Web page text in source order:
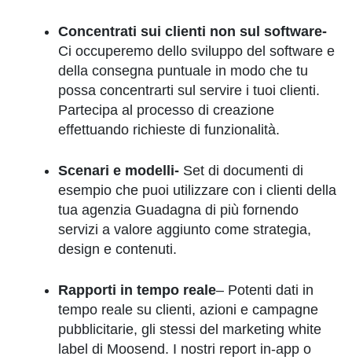
Concentrati sui clienti non sul software-
Ci occuperemo dello sviluppo del software e
della consegna puntuale in modo che tu
possa concentrarti sul servire i tuoi clienti.
Partecipa al processo di creazione
effettuando richieste di funzionalità.
Scenari e modelli- Set di documenti di
esempio che puoi utilizzare con i clienti della
tua agenzia Guadagna di più fornendo
servizi a valore aggiunto come strategia,
design e contenuti.
Rapporti in tempo reale– Potenti dati in
tempo reale su clienti, azioni e campagne
pubblicitarie, gli stessi del marketing white
label di Moosend. I nostri report in-app o